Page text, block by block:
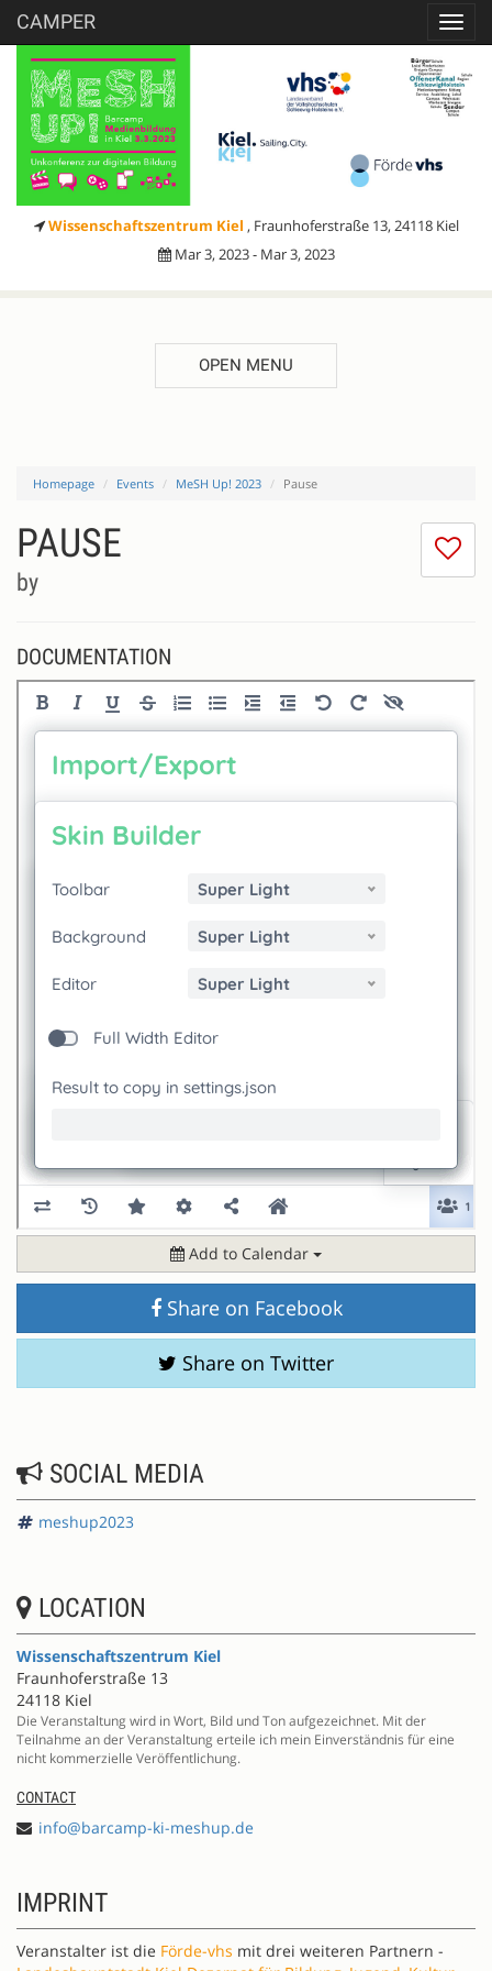
CAMPER
Wissenschaftszentrum Kiel , Fraunhoferstraße 13, 24118 Kiel
Mar 3, 2023 - Mar 3, 2023
OPEN MENU
Homepage Events MeSH Up! 2023 Pause
I
PAUSE
by
DOCUMENTATION
Add to Calendar
Share on Facebook
Share on Twitter
SOCIAL MEDIA
meshup2023
LOCATION
Wissenschaftszentrum Kiel
Fraunhoferstraße 13
24118 Kiel
Die Veranstaltung wird in Wort, Bild und Ton aufgezeichnet. Mit der
Teilnahme an der Veranstaltung erteile ich mein Einverständnis für eine
nicht kommerzielle Veröffentlichung.
CONTACT
info@barcamp-ki-meshup.de
IMPRINT
Veranstalter ist die Förde-vhs mit drei weiteren Partnern -